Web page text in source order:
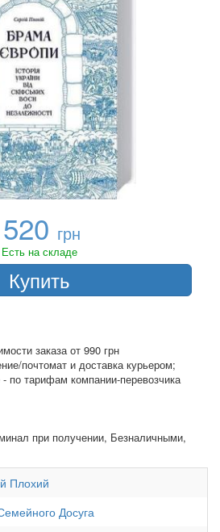
520 грн
Есть на складе
Купить
заказа от 990 грн
почтомат и доставка курьером;
по тарифам компании-перевозчика
при получении, Безналичными,
Плохий
Досуга